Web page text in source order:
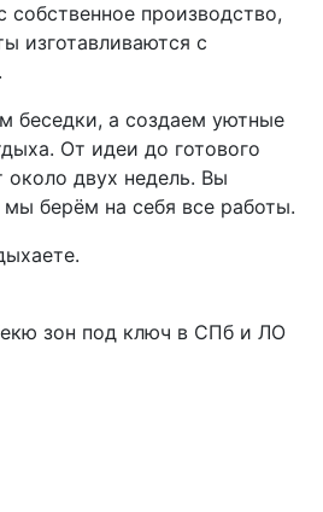
собственное производство,
изготавливаются с
беседки, а создаем уютные
От идеи до готового
около двух недель. Вы
берём на себя все работы.
зон под ключ в СПб и ЛО